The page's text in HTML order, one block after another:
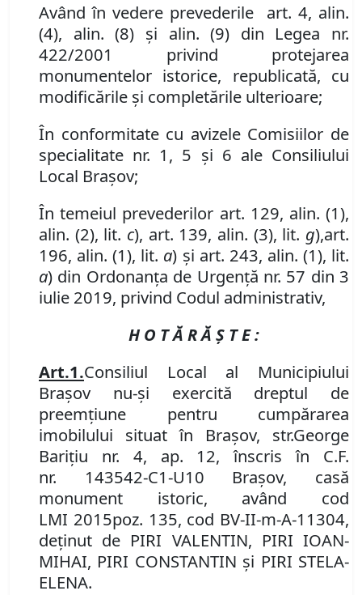
Având în vedere prevederile art. 4, alin.
(4), alin. (8) şi alin. (9) din Legea nr.
422/2001 privind protejarea
monumentelor istorice, republicată, cu
modificările şi completările ulterioare;
În conformitate cu avizele Comisiilor de
specialitate nr. 1, 5 și 6 ale Consiliului
Local Brașov;
În temeiul prevederilor art. 129, alin. (1),
alin. (2), lit. c), art. 139, alin. (3), lit. g),art.
196, alin. (1), lit. a) și art. 243, alin. (1), lit.
a) din Ordonanța de Urgență nr. 57 din 3
iulie 2019, privind Codul administrativ,
H O T Ă R Ă Ş T E :
Art.1.Consiliul Local al Municipiului
Braşov nu-şi exercită dreptul de
preemţiune pentru cumpărarea
imobilului situat în Braşov, str.George
Bariţiu nr. 4, ap. 12, înscris în C.F.
nr. 143542-C1-U10 Braşov, casă
monument istoric, având cod
LMI 2015poz. 135, cod BV-II-m-A-11304,
deţinut de PIRI VALENTIN, PIRI IOAN-
MIHAI, PIRI CONSTANTIN şi PIRI STELA-
ELENA.